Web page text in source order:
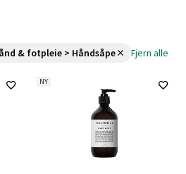
& fotpleie > Håndsåpe
Fjern alle
NY